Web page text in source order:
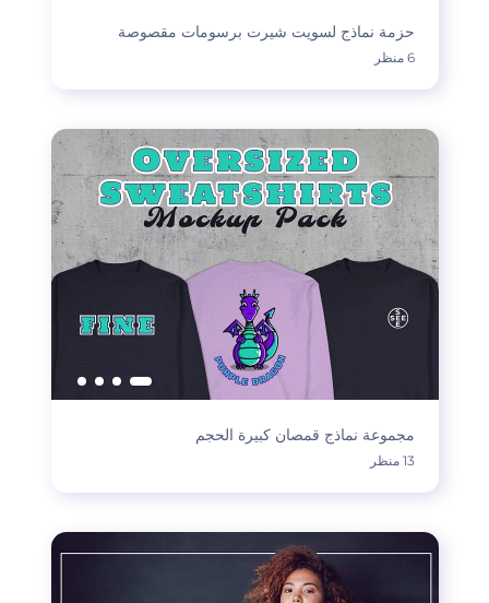
حزمة نماذج لسويت شيرت برسومات مقصوصة
6 منظر
مجموعة نماذج قمصان كبيرة الحجم
13 منظر